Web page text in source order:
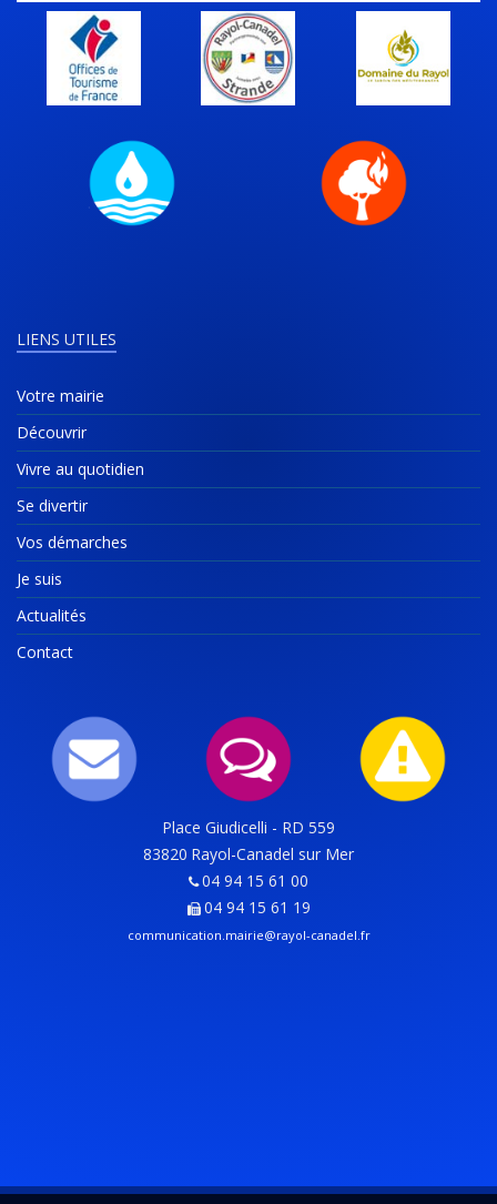
LIENS UTILES
Votre mairie
Découvrir
Vivre au quotidien
Se divertir
Vos démarches
Je suis
Actualités
Contact
Place Giudicelli - RD 559
83820 Rayol-Canadel sur Mer
04 94 15 61 00
04 94 15 61 19
communication.mairie@rayol-canadel.fr